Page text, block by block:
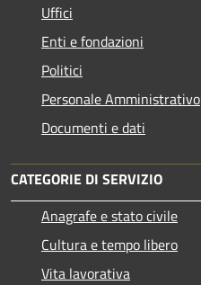
Uffici
Enti e fondazioni
Politici
Personale Amministrativo
Documenti e dati
CATEGORIE DI SERVIZIO
Anagrafe e stato civile
Cultura e tempo libero
Vita lavorativa